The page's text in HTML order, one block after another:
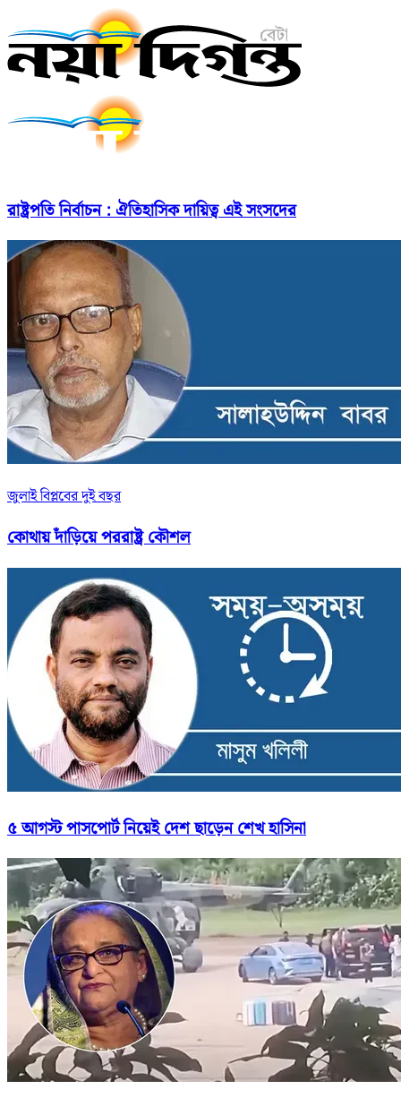
রাষ্ট্রপতি নির্বাচন : ঐতিহাসিক দায়িত্ব এই সংসদের
জুলাই বিপ্লবের দুই বছর
কোথায় দাঁড়িয়ে পররাষ্ট্র কৌশল
৫ আগস্ট পাসপোর্ট নিয়েই দেশ ছাড়েন শেখ হাসিনা